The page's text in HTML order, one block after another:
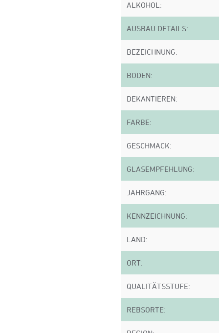
ALKOHOL:
AUSBAU DETAILS:
BEZEICHNUNG:
BODEN:
DEKANTIEREN:
FARBE:
GESCHMACK:
GLASEMPFEHLUNG:
JAHRGANG:
KENNZEICHNUNG:
LAND:
ORT:
QUALITÄTSSTUFE:
REBSORTE: